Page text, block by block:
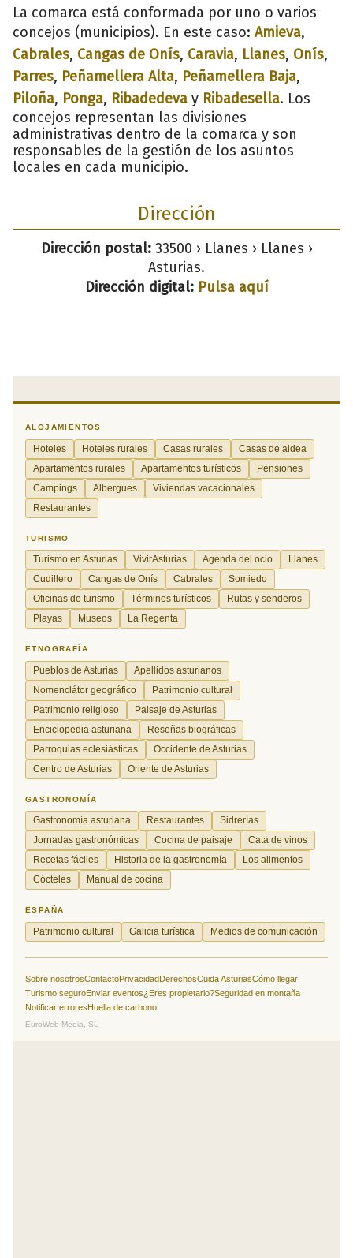
La comarca está conformada por uno o varios
concejos (municipios). En este caso: Amieva,
Cabrales, Cangas de Onís, Caravia, Llanes, Onís,
Parres, Peñamellera Alta, Peñamellera Baja,
Piloña, Ponga, Ribadedeva y Ribadesella. Los
concejos representan las divisiones
administrativas dentro de la comarca y son
responsables de la gestión de los asuntos
locales en cada municipio.
Dirección
Dirección postal:33500 › Llanes › Llanes ›
Asturias.
Dirección digital: Pulsa aquí